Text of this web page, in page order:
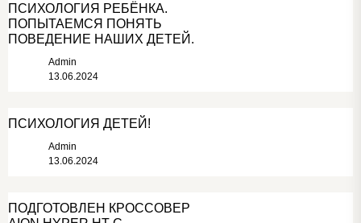
ПСИХОЛОГИЯ РЕБЁНКА.
ПОПЫТАЕМСЯ ПОНЯТЬ
ПОВЕДЕНИЕ НАШИХ ДЕТЕЙ.
Admin
13.06.2024
ПСИХОЛОГИЯ ДЕТЕЙ!
Admin
13.06.2024
ПОДГОТОВЛЕН КРОССОВЕР